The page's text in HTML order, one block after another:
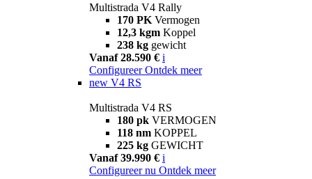
Multistrada V4 Rally
170 PK Vermogen
12,3 kgm Koppel
238 kg gewicht
Vanaf 28.590 € i
Configureer Ontdek meer
new V4 RS
Multistrada V4 RS
180 pk VERMOGEN
118 nm KOPPEL
225 kg GEWICHT
Vanaf 39.990 € i
Configureer nu Ontdek meer